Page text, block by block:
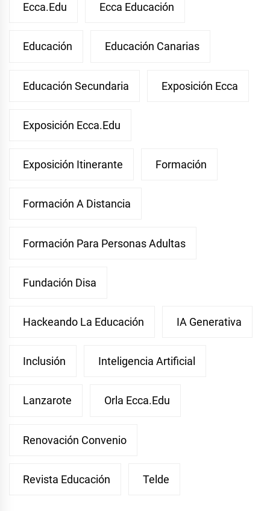
Ecca.edu Ecca Educación
Educación Educación Canarias
Educación Secundaria Exposición Ecca
Exposición Ecca.edu
Exposición Itinerante Formación
Formación A Distancia
Formación Para Personas Adultas
Fundación Disa
Hackeando La Educación IA Generativa
Inclusión Inteligencia Artificial
Lanzarote Orla Ecca.edu
Renovación Convenio
Revista Educación Telde